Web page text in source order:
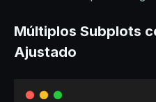
Múltiplos Subplots
Ajustado